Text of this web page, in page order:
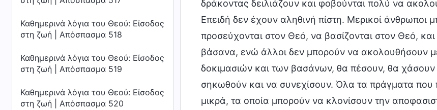
Καθημερινά λόγια του Θεού: Είσοδος
στη ζωή | Απόσπασμα 518
Καθημερινά λόγια του Θεού: Είσοδος
στη ζωή | Απόσπασμα 519
Καθημερινά λόγια του Θεού: Είσοδος
στη ζωή | Απόσπασμα 520